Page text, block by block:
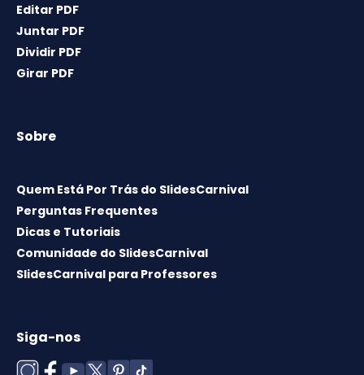
Editar PDF
Juntar PDF
Dividir PDF
Girar PDF
Sobre
Quem Está Por Trás do SlidesCarnival
Perguntas Frequentes
Dicas e Tutoriais
Comunidade do SlidesCarnival
SlidesCarnival para Professores
Siga-nos